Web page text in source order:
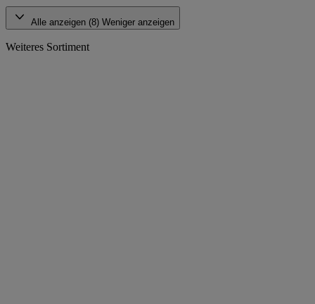
Alle anzeigen (8) Weniger anzeigen
Weiteres Sortiment